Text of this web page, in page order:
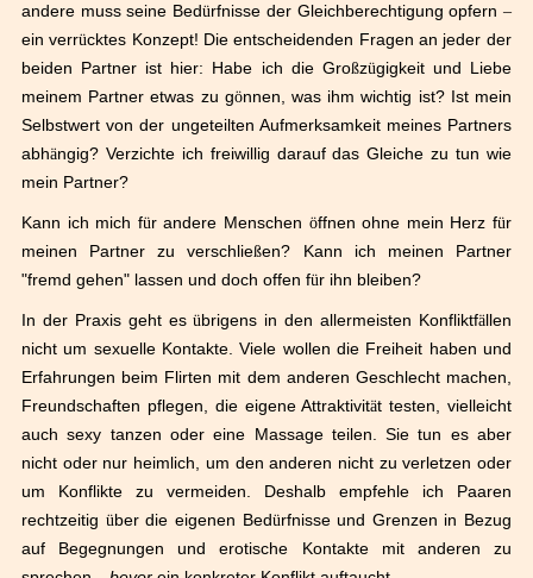
andere muss seine Bedürfnisse der Gleichberechtigung opfern–
ein verrücktes Konzept! Die entscheidenden Fragen an jeder der
beiden Partner ist hier: Habe ich die Großzügigkeit und Liebe
meinem Partner etwas zu gönnen, was ihm wichtig ist? Ist mein
Selbstwert von der ungeteilten Aufmerksamkeit meines Partners
abhängig? Verzichte ich freiwillig darauf das Gleiche zu tun wie
mein Partner?
Kann ich mich für andere Menschen öffnen ohne mein Herz für
meinen Partner zu verschließen? Kann ich meinen Partner
"fremd gehen" lassen und doch offen für ihn bleiben?
In der Praxis geht esübrigens in den allermeisten Konfliktfällen
nicht um sexuelle Kontakte. Viele wollen die Freiheit haben und
Erfahrungen beim Flirten mit dem anderen Geschlecht machen,
Freundschaften pflegen, die eigene Attraktivität testen, vielleicht
auch sexy tanzen oder eine Massage teilen. Sie tun es aber
nicht oder nur heimlich, um den anderen nicht zu verletzen oder
um Konflikte zu vermeiden. Deshalb empfehle ich Paaren
rechtzeitig über die eigenen Bedürfnisse und Grenzen in Bezug
auf Begegnungen und erotische Kontakte mit anderen zu